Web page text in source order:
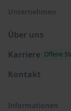
Unternehmen
Über uns
Karriere Offene
Kontakt
Informationen